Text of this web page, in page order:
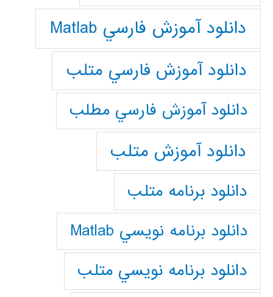
دانلود آموزش فارسي Matlab
دانلود آموزش فارسي متلب
دانلود آموزش فارسي مطلب
دانلود آموزش متلب
دانلود برنامه متلب
دانلود برنامه نويسي Matlab
دانلود برنامه نويسي متلب